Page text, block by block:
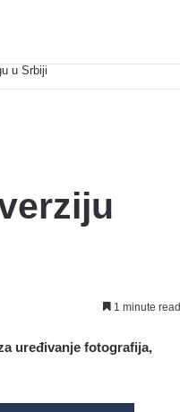
u Srbiji
1 minute read
uređivanje fotografija,